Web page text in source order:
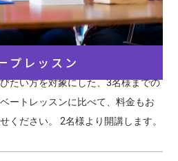
プレッスン
たい方を対象にした、3名様までの
ートレッスンに比べて、料金もお
ください。 2名様より開講します。